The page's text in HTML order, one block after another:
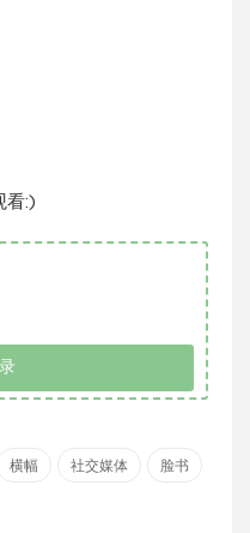
看:)
横幅 社交媒体 脸书